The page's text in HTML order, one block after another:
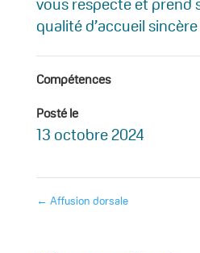
qualité d’accueil
Compétences
Posté le
13 octobre 2024
← Affusion dorsale